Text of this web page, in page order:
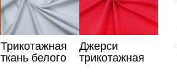
Трикотажная
ткань белого
Джерси
трикотажная